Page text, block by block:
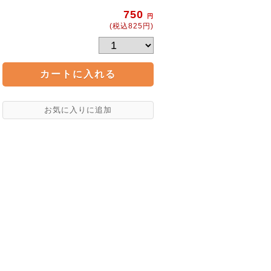
750 円
(税込825円)